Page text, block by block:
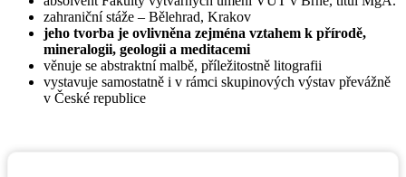
zahraniční stáže – Bělehrad, Krakov
jeho tvorba je ovlivněna zejména vztahem k přírodě,
mineralogii, geologii a meditacemi
věnuje se abstraktní malbě, příležitostně litografii
vystavuje samostatně i v rámci skupinových výstav převážně
v České republice